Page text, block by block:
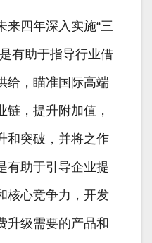
来四年深入实施“三
有助于指导行业借
给，瞄准国际高端
链，提升附加值，
和突破，并将之作
有助于引导企业提
核心竞争力，开发
升级需要的产品和